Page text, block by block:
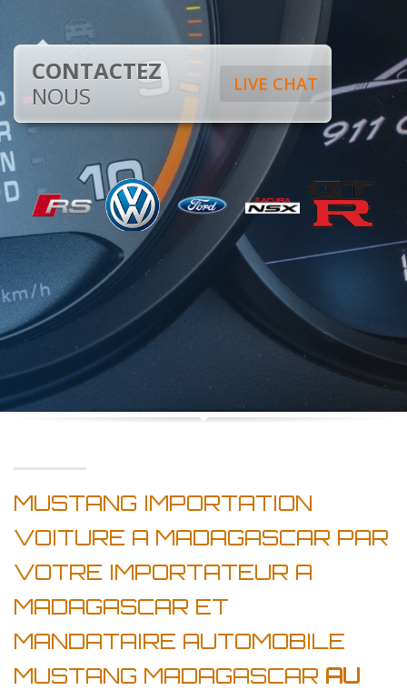
LIVE CHAT
CONTACTEZ
NOUS
MUSTANG IMPORTATION
VOITURE A MADAGASCAR PAR
VOTRE IMPORTATEUR A
MADAGASCAR ET
MANDATAIRE AUTOMOBILE
MUSTANG MADAGASCAR AU